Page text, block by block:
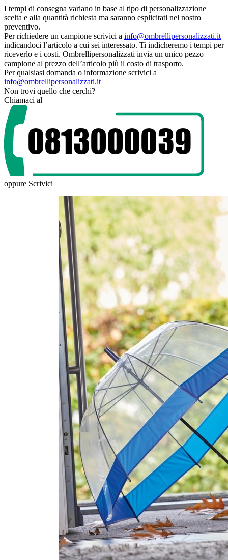
I tempi di consegna variano in base al tipo di personalizzazione
scelta e alla quantità richiesta ma saranno esplicitati nel nostro
preventivo.
Per richiedere un campione scrivici a info@ombrellipersonalizzati.it
indicandoci l’articolo a cui sei interessato. Ti indicheremo i tempi per
riceverlo e i costi. Ombrellipersonalizzati invia un unico pezzo
campione al prezzo dell’articolo più il costo di trasporto.
Per qualsiasi domanda o informazione scrivici a
info@ombrellipersonalizzati.it
Non trovi quello che cerchi?
Chiamaci al
oppure Scrivici